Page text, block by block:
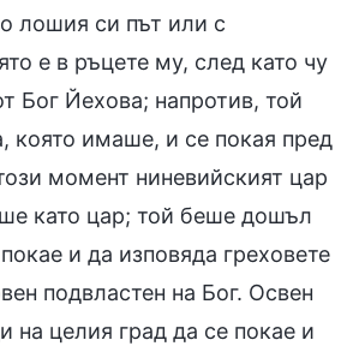
лошия си път или с
е в ръцете му, след като чу
Бог Йехова; напротив, той
която имаше, и се покая пред
момент ниневийският цар
като цар; той беше дошъл
и да изповяда греховете
подвластен на Бог. Освен
на целия град да се покае и